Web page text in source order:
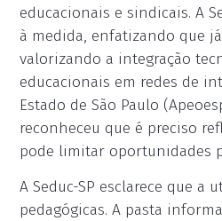
educacionais e sindicais. A
à medida, enfatizando que
valorizando a integração
educacionais em redes de
Estado de São Paulo
reconheceu que é preciso
pode limitar oportunidades
A Seduc-SP esclarece que
pedagógicas. A pasta